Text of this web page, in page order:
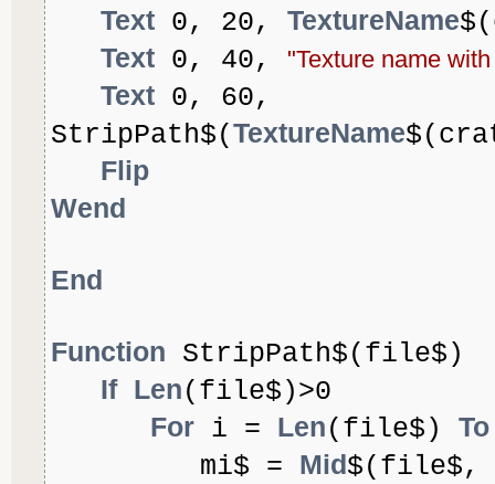
Text 0, 20, TextureName
Text 0, 40, "Texture name
Text 0, 60,
StripPath$(TextureName
Flip
Wend
End
Function StripPath$(file$)
If Len(file$)>0
For i = Len(file$) To
mi$ = Mid